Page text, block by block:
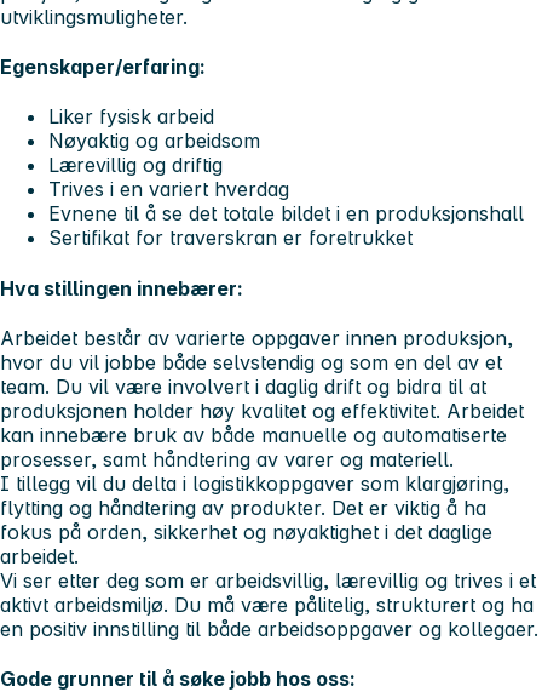
utviklingsmuligheter.
Egenskaper/erfaring:
Liker fysisk arbeid
Nøyaktig og arbeidsom
Lærevillig og driftig
Trives i en variert hverdag
Evnene til å se det totale bildet i en produksjonshall
Sertifikat for traverskran er foretrukket
Hva stillingen innebærer:
Arbeidet består av varierte oppgaver innen produksjon,
hvor du vil jobbe både selvstendig og som en del av et
team. Du vil være involvert i daglig drift og bidra til at
produksjonen holder høy kvalitet og effektivitet. Arbeidet
kan innebære bruk av både manuelle og automatiserte
prosesser, samt håndtering av varer og materiell.
I tillegg vil du delta i logistikkoppgaver som klargjøring,
flytting og håndtering av produkter. Det er viktig å ha
fokus på orden, sikkerhet og nøyaktighet i det daglige
arbeidet.
Vi ser etter deg som er arbeidsvillig, lærevillig og trives i et
aktivt arbeidsmiljø. Du må være pålitelig, strukturert og ha
en positiv innstilling til både arbeidsoppgaver og kollegaer.
Gode grunner til å søke jobb hos oss: